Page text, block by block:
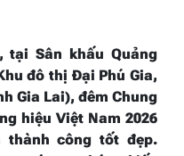
tại Sân khấu Quảng
đô thị Đại Phú Gia,
Gia Lai), đêm Chung
hiệu Việt Nam 2026
công tốt đẹp.